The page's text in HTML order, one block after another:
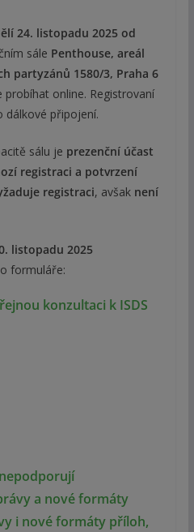
24. listopadu 2025 od
sále Penthouse, areál
partyzánů 1580/3, Praha 6
probíhat online. Registrovaní
dálkové připojení.
sálu je prezenční účast
registraci a potvrzení
registraci, avšak není
listopadu 2025
formuláře:
konzultaci k ISDS
a nové formáty
i nové formáty příloh,